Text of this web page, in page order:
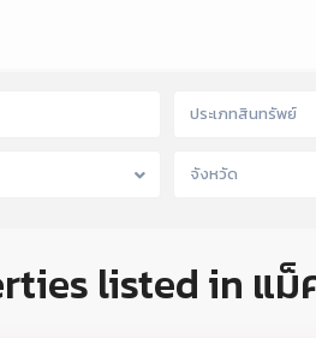
ประเภทสินทรัพย์
จังหวัด
listed in แม็